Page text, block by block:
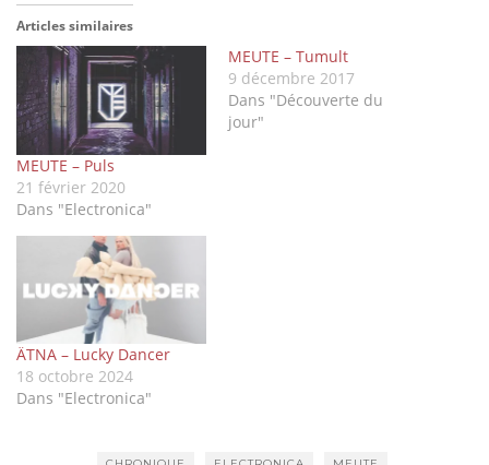
Articles similaires
MEUTE – Puls
21 février 2020
Dans "Electronica"
MEUTE – Tumult
9 décembre 2017
Dans "Découverte du
jour"
ÄTNA – Lucky Dancer
18 octobre 2024
Dans "Electronica"